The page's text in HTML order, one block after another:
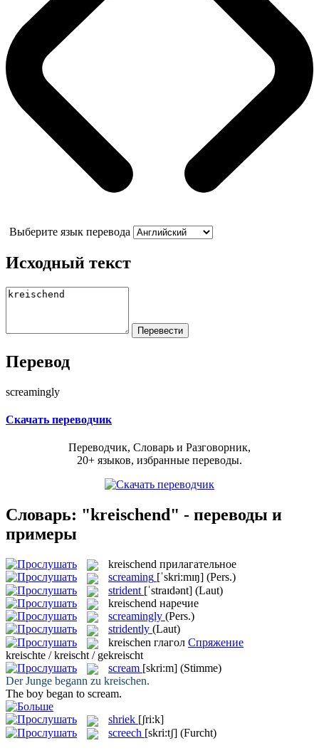
Выберите язык перевода
Исходный текст
Перевод
screamingly
Скачать переводчик
Переводчик, Словарь и Разговорник,
20+ языков, избранные переводы.
Словарь: "kreischend" - переводы и
примеры
kreischend прилагательное
screaming [ˈskri:mɪŋ] (Pers.)
strident [ˈstraɪdənt] (Laut)
kreischend наречие
screamingly (Pers.)
stridently (Laut)
kreischen глагол Спряжение
kreischte / kreischt / gekreischt
scream [skri:m] (Stimme)
Der Junge begann zu kreischen.
The boy began to scream.
shriek [ʃri:k]
screech [skri:tʃ] (Furcht)